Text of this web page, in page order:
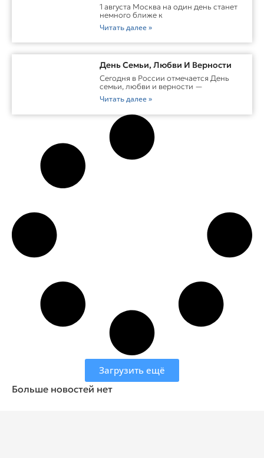
1 августа Москва на один день станет
немного ближе к
Читать далее »
День Семьи, Любви И Верности
Сегодня в России отмечается День
семьи, любви и верности —
Читать далее »
Загрузить ещё
Больше новостей нет